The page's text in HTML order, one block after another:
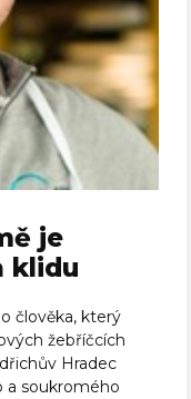
je
klidu
člověka, který
žebříčcích
Hradec
a soukromého